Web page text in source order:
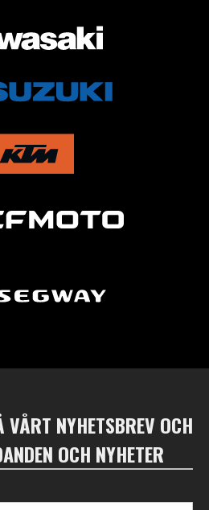
AV
VÅRT NYHETSBREV OCH
OCH NYHETER